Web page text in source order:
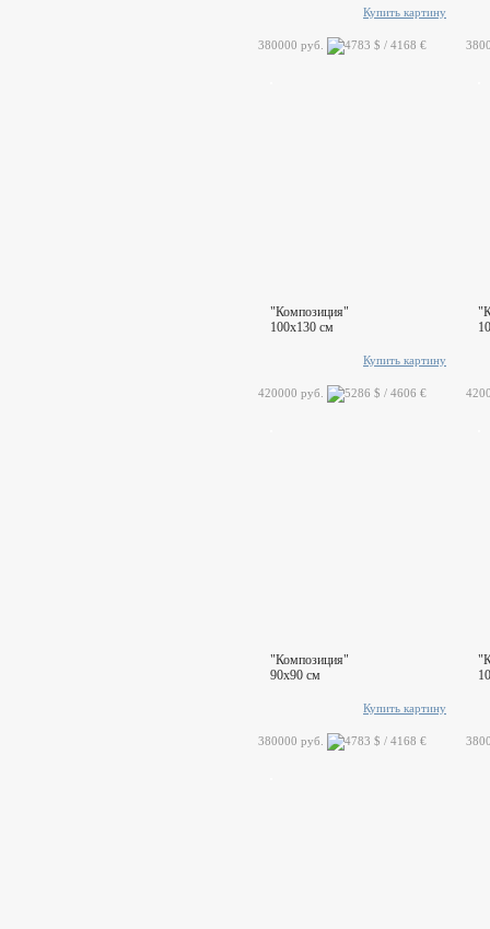
Купить картину
380000 руб.
"Композиция"
100x130 см
Купить картину
420000 руб.
"Композиция"
90x90 см
Купить картину
380000 руб.